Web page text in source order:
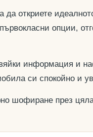
да откриете
опции,
информация и
си спокойно и
шофиране през